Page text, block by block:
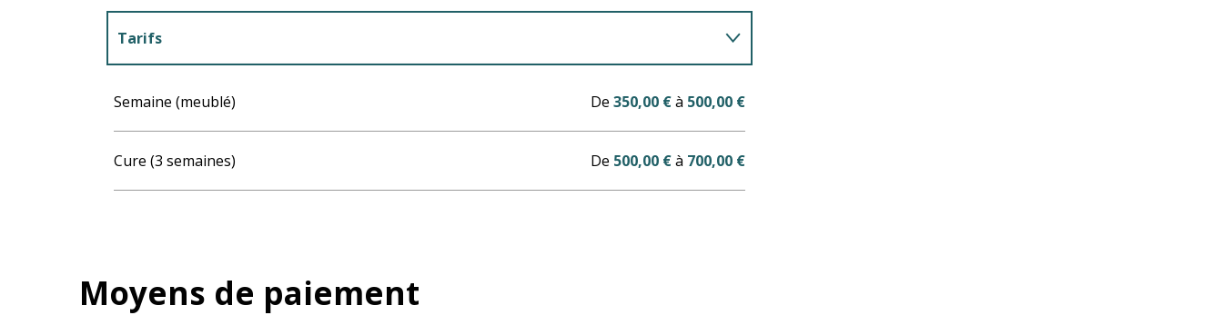
Tarifs
Semaine (meublé) De350,00 €à 500,00 €
Cure (3 semaines) De 500,00 €à 700,00 €
Moyens de paiement